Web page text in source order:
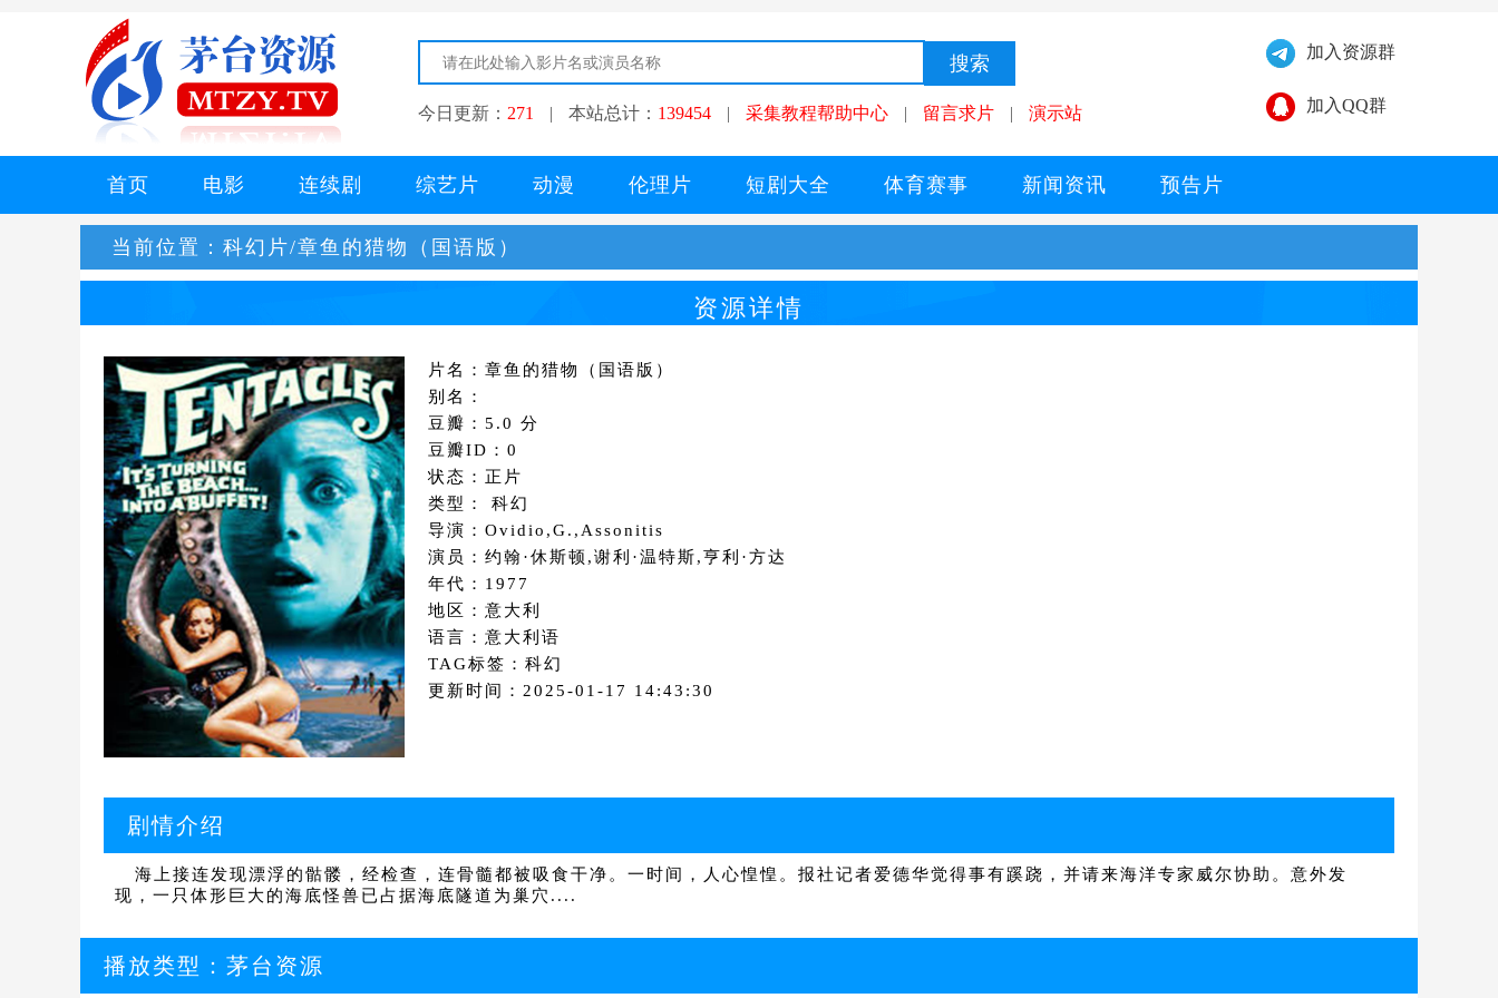
今日更新： 271 | 本站总计： 139454 | 采集教程帮助中心 | 留言求片 | 演示站
加入资源群
加入QQ群
首页 电影 连续剧 综艺片 动漫 伦理片 短剧大全 体育赛事 新闻资讯 预告片
当前位置： 科幻片/章鱼的猎物（国语版）
资源详情
片名：章鱼的猎物（国语版）
别名：
豆瓣：5.0 分
豆瓣ID：0
状态：正片
类型： 科幻
导演：Ovidio,G.,Assonitis
演员：约翰·休斯顿,谢利·温特斯,亨利·方达
年代：1977
地区：意大利
语言：意大利语
TAG标签：科幻
更新时间：2025-01-17 14:43:30
剧情介绍
海上接连发现漂浮的骷髅，经检查，连骨髓都被吸食干净。一时间，人心惶惶。报社记者爱德华觉得事有蹊跷，并请来海洋专家威尔协助。意外发
现，一只体形巨大的海底怪兽已占据海底隧道为巢穴....
播放类型： 茅台资源